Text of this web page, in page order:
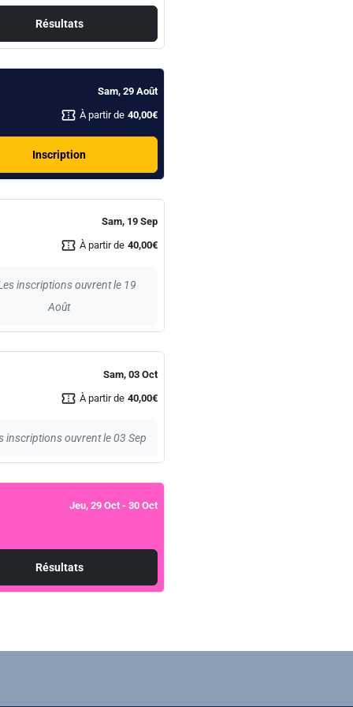
Résultats
Sam, 29 Août
confirmation_number À partir de 40,00€
Inscription
Sam, 19 Sep
confirmation_number À partir de 40,00€
inscriptions ouvrent le 19
Août
Sam, 03 Oct
confirmation_number À partir de 40,00€
inscriptions ouvrent le 03 Sep
Jeu, 29 Oct - 30 Oct
Résultats